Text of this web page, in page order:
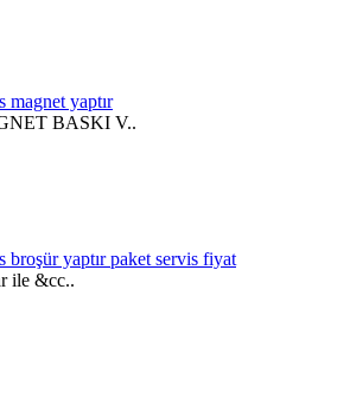
magnet yaptır
BASKI V..
broşür yaptır paket servis fiyat
ile &cc..